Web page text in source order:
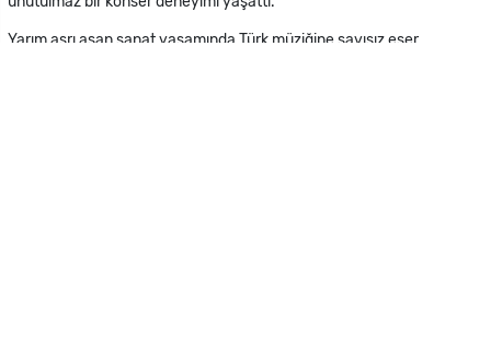
Yarım asrı aşan sanat yaşamında Türk müziğine sayısız eser